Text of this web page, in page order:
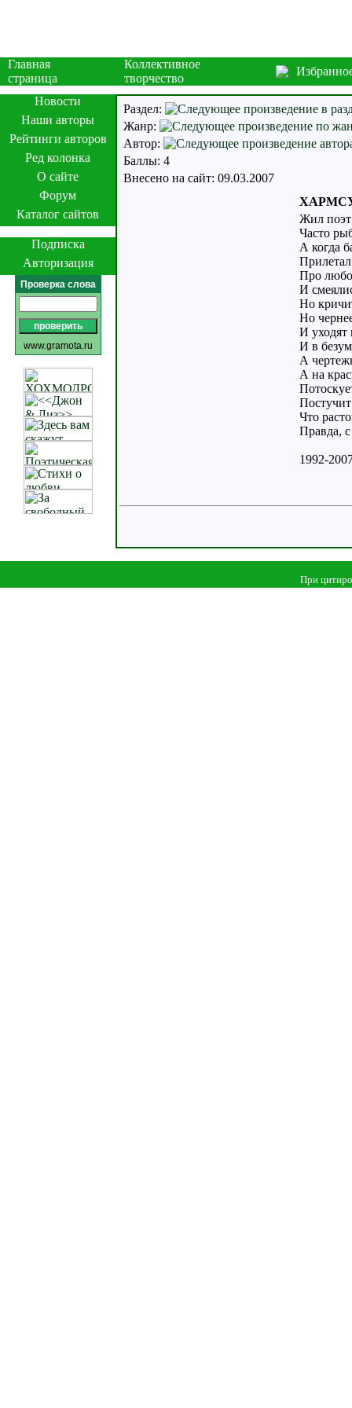
Главная
страница
Коллективное
творчество
Новости
Наши авторы
Рейтинги авторов
Ред колонка
О сайте
Форум
Каталог сайтов
Подписка
Авторизация
Проверка слова
www.gramota.ru
Раздел:
Жанр:
Автор:
Баллы: 4
Внесено на сайт: 09.03.2007
ХАРМСУ
Жил поэт
Часто
А когда
Про
И
Но
Но
И уходят
И в
А
А на
Что
Правда,
1992-
При